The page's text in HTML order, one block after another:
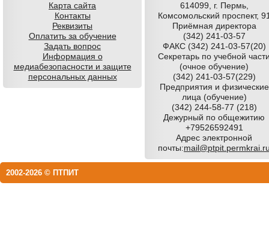
Карта сайта
Контакты
Реквизиты
Оплатить за обучение
Задать вопрос
Информация о
медиабезопасности и защите
персональных данных
614099, г. Пермь,
Комсомольский проспект,
Приёмная директора
(342) 241-03-57
ФАКС (342) 241-03-57(20)
Секретарь по учебной
(очное обучение)
(342) 241-03-57(229)
Предприятия и физические
лица (обучение)
(342) 244-58-77 (218)
Дежурный по общежитию
+79526592491
Адрес электронной
почты:
2002-2026 © ПТПИТ